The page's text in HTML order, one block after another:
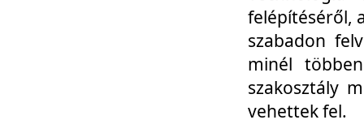
felépítéséről,
szabadon
minél
szakosztály
vehettek fel.